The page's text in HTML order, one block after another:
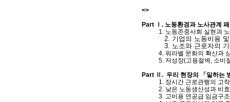
<>
Part Ⅰ. 노동환경과 노사관계
1. 노동존중사회 실현과 노
2. 기업의 노동비용 및
3. 노조와 근로자의 기
4. 워라밸 문화의 확산과
5. 저성장(고용절벽, 소비절
Part Ⅱ. 우리 현장의 「일하는
1. 장시간 근로관행의 고
2. 낮은 노동생산성과 비
3. 고비용 연공급 임금구조